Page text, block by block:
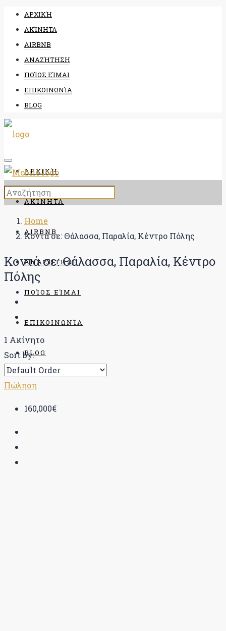
ΑΡΧΙΚΉ
ΑΚΊΝΗΤΑ
AIRBNB
ΑΝΑΖΉΤΗΣΗ
ΠΟΊΟΣ ΕΊΜΑΙ
ΕΠΙΚΟΙΝΩΝΊΑ
BLOG
ΑΡΧΙΚΉ
ΑΚΊΝΗΤΑ
AIRBNB
ΑΝΑΖΉΤΗΣΗ
ΠΟΊΟΣ ΕΊΜΑΙ
ΕΠΙΚΟΙΝΩΝΊΑ
BLOG
Home
Κοντά σε: Θάλασσα, Παραλία, Κέντρο Πόλης
Κοντά σε: Θάλασσα, Παραλία, Κέντρο
Πόλης
1 Ακίνητο
Sort by:
Πώληση
160,000€